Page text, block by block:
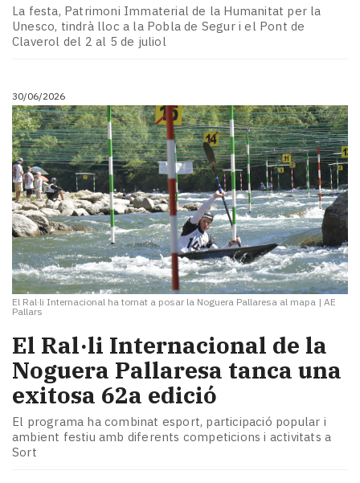
La festa, Patrimoni Immaterial de la Humanitat per la
Unesco, tindrà lloc a la Pobla de Segur i el Pont de
Claverol del 2 al 5 de juliol
30/06/2026
El Ral·li Internacional ha tornat a posar la Noguera Pallaresa al mapa | AE
Pallars
El Ral·li Internacional de la
Noguera Pallaresa tanca una
exitosa 62a edició
El programa ha combinat esport, participació popular i
ambient festiu amb diferents competicions i activitats a
Sort